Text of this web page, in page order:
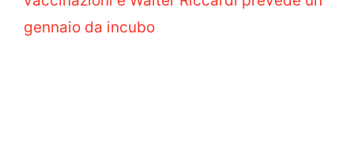
gennaio da incubo